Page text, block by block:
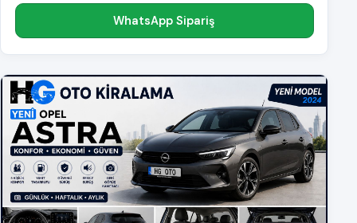
WhatsApp Sipariş